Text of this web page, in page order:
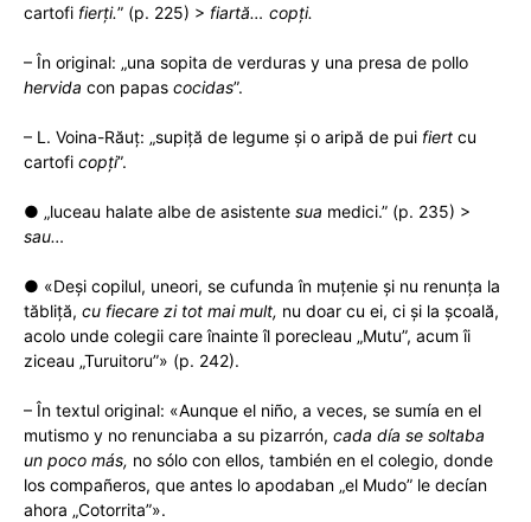
cartofi fierți.” (p. 225) > fiartă… copți.
– În original: „una sopita de verduras y una presa de pollo
hervida con papas cocidas”.
– L. Voina-Răuț: „supiţă de legume şi o aripă de pui fiert cu
cartofi copţi”.
● „luceau halate albe de asistente sua medici.” (p. 235) >
sau…
● «Deși copilul, uneori, se cufunda în muțenie și nu renunța la
tăbliță, cu fiecare zi tot mai mult, nu doar cu ei, ci și la școală,
acolo unde colegii care înainte îl porecleau „Mutu”, acum îi
ziceau „Turuitoru”» (p. 242).
– În textul original: «Aunque el niño, a veces, se sumía en el
mutismo y no renunciaba a su pizarrón, cada día se soltaba
un poco más, no sólo con ellos, también en el colegio, donde
los compañeros, que antes lo apodaban „el Mudo” le decían
ahora „Cotorrita”».